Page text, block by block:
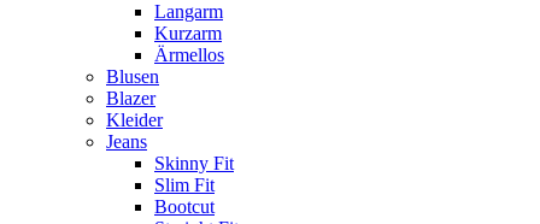
Langarm
Kurzarm
Ärmellos
Blusen
Blazer
Kleider
Jeans
Skinny Fit
Slim Fit
Bootcut